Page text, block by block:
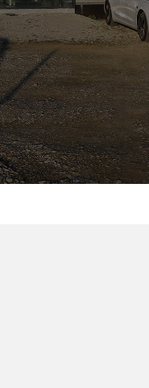
Übernahme
Bereich
Erneuerbare
Energie von Tom
Bredewald
2021